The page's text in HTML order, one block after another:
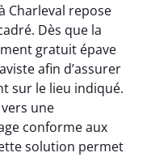
Charleval repose
Dès que la
gratuit épave
afin d’assurer
sur le lieu indiqué.
une
conforme aux
solution permet